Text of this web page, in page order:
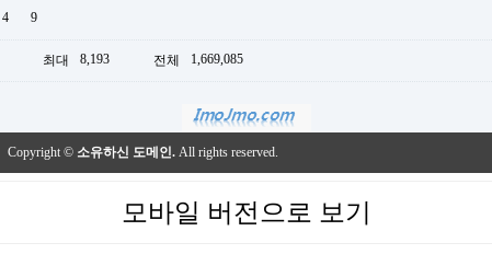
4 9
최대 8,193 전체 1,669,085
Copyright © 소유하신 도메인. All rights reserved.
모바일 버전으로 보기